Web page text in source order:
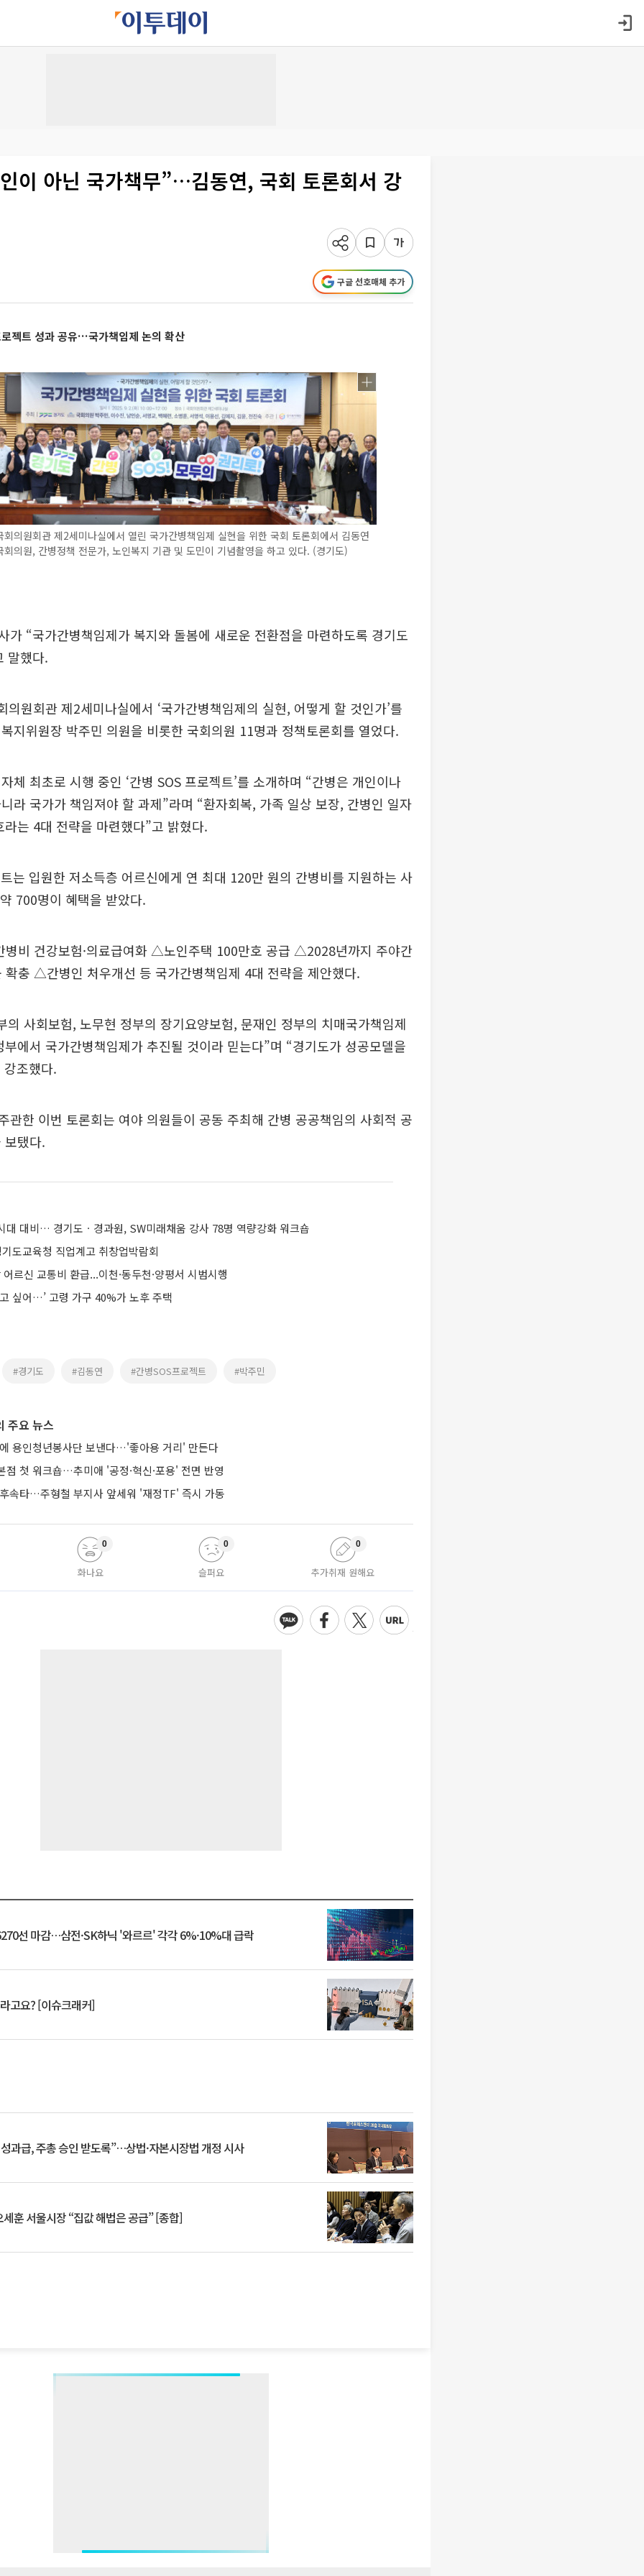
이 아닌 국가책무”…김동연, 국회 토론회서 강
구글 선호매체 추가
젝트 성과 공유…국가책임제 논의 확산
의원회관 제2세미나실에서 열린 국가간병책임제 실현을 위한 국회 토론회에서 김동연
회의원, 간병정책 전문가, 노인복지 기관 및 도민이 기념촬영을 하고 있다. (경기도)
가 “국가간병책임제가 복지와 돌봄에 새로운 전환점을 마련하도록 경기도
말했다.
의원회관 제2세미나실에서 ‘국가간병책임제의 실현, 어떻게 할 것인가’를
지위원장 박주민 의원을 비롯한 국회의원 11명과 정책토론회를 열었다.
체 최초로 시행 중인 ‘간병 SOS 프로젝트’를 소개하며 “간병은 개인이나
라 국가가 책임져야 할 과제”라며 “환자회복, 가족 일상 보장, 간병인 일자
는 4대 전략을 마련했다”고 밝혔다.
는 입원한 저소득층 어르신에게 연 최대 120만 원의 간병비를 지원하는 사
700명이 혜택을 받았다.
비 건강보험·의료급여화 △노인주택 100만호 공급 △2028년까지 주야간
확충 △간병인 처우개선 등 국가간병책임제 4대 전략을 제안했다.
의 사회보험, 노무현 정부의 장기요양보험, 문재인 정부의 치매국가책임제
에서 국가간병책임제가 추진될 것이라 믿는다”며 “경기도가 성공모델을
조했다.
관한 이번 토론회는 여야 의원들이 공동 주최해 간병 공공책임의 사회적 공
보탰다.
대 대비… 경기도ㆍ경과원, SW미래채움 강사 78명 역량강화 워크숍
도교육청 직업계고 취창업박람회
르신 교통비 환급...이천·동두천·양평서 시범시행
싶어…’ 고령 가구 40%가 노후 주택
#경기도 #김동연 #간병SOS프로젝트 #박주민
주요 뉴스
용인청년봉사단 보낸다…'좋아용 거리' 만든다
점 첫 워크숍…추미애 '공정·혁신·포용' 전면 반영
속타…주형철 부지사 앞세워 '재정TF' 즉시 가동
화나요
0
슬퍼요
0
추가취재 원해요
0
선 마감…삼전·SK하닉 '와르르' 각각 6%·10%대 급락
고요? [이슈크래커]
과급, 주총 승인 받도록”…상법·자본시장법 개정 시사
훈 서울시장 “집값 해법은 공급” [종합]